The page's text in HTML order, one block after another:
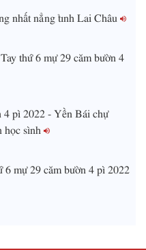
nhất nẳng tỉnh Lai Châu
thứ 6 mự 29 căm bườn 4
pì 2022 - Yền Bái chự
học sình
mự 29 căm bườn 4 pì 2022